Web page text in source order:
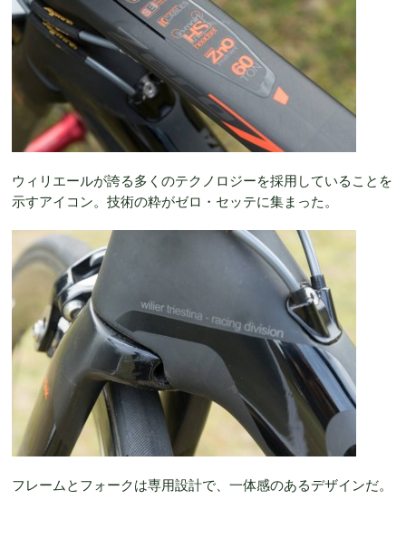
ウィリエールが誇る多くのテクノロジーを採用していることを
示すアイコン。技術の粋がゼロ・セッテに集まった。
フレームとフォークは専用設計で、一体感のあるデザインだ。